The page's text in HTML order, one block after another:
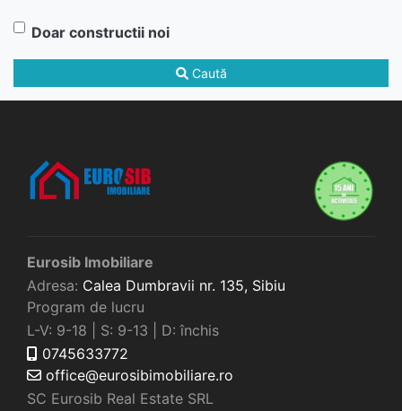
Doar constructii noi
Caută
Eurosib Imobiliare
Adresa: Calea Dumbravii nr. 135, Sibiu
Program de lucru
L-V: 9-18 | S: 9-13 | D: închis
0745633772
office@eurosibimobiliare.ro
SC Eurosib Real Estate SRL